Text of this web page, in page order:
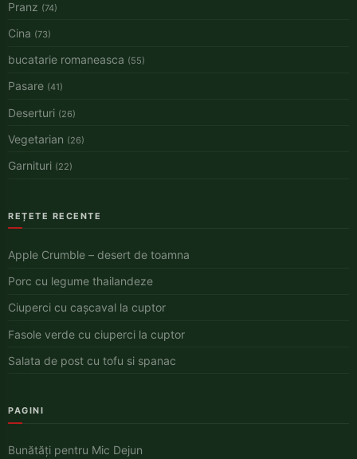
Pranz (74)
Cina (73)
bucatarie romaneasca (55)
Pasare (41)
Deserturi (26)
Vegetarian (26)
Garnituri (22)
REȚETE RECENTE
Apple Crumble – desert de toamna
Porc cu legume thailandeze
Ciuperci cu cașcaval la cuptor
Fasole verde cu ciuperci la cuptor
Salata de post cu tofu si spanac
PAGINI
Bunătăți pentru Mic Dejun